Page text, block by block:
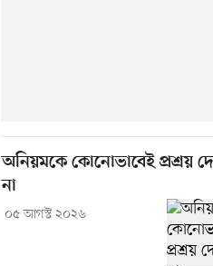
অনিয়মকে কোনোভাবেই প্রশ্রয়
না
০৫ আগস্ট ২০২৬